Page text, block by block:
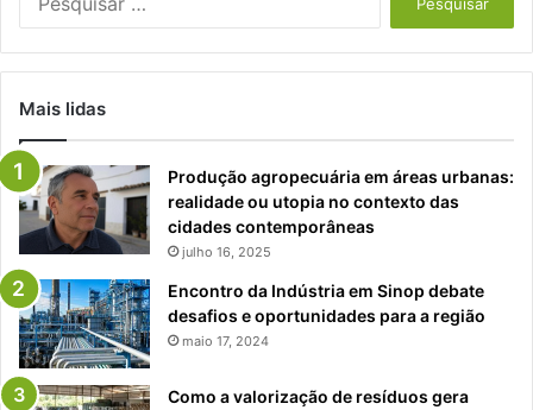
Mais lidas
Produção agropecuária em áreas urbanas:
realidade ou utopia no contexto das
cidades contemporâneas
julho 16, 2025
Encontro da Indústria em Sinop debate
desafios e oportunidades para a região
maio 17, 2024
Como a valorização de resíduos gera